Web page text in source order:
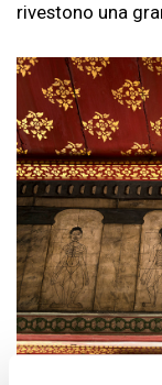
rivestono una